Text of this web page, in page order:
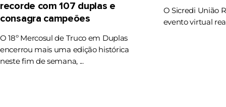
recorde com 107 duplas e
consagra campeões
O 18º Mercosul de Truco em Duplas
encerrou mais uma edição histórica
neste fim de semana, ...
O Sicredi União
evento virtual